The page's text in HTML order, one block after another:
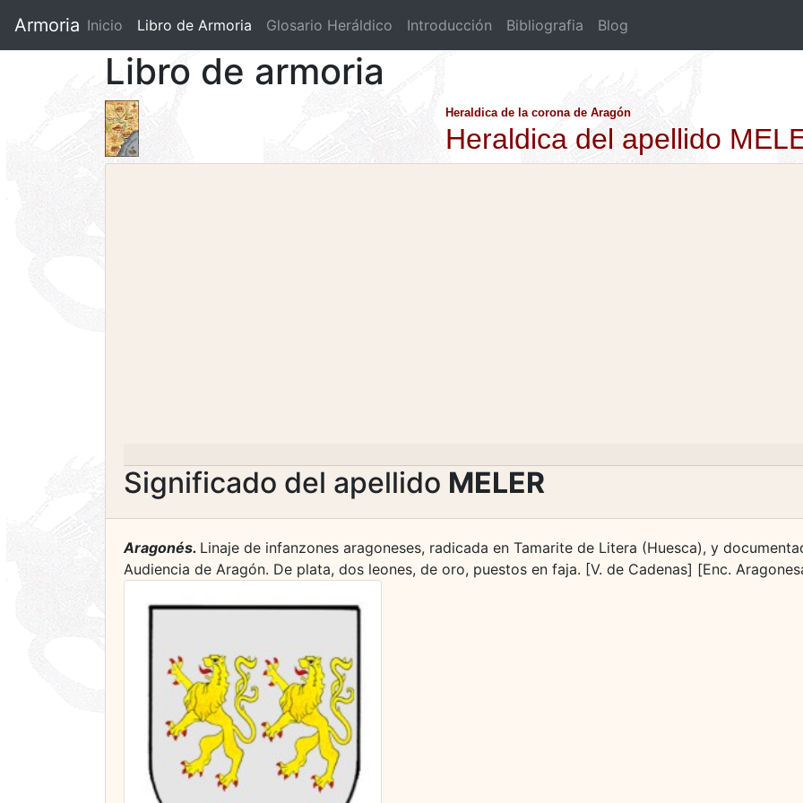
Armoria Inicio Libro de Armoria (current)
Glosario Heráldico Introducción Bibliografia Blog
Libro de armoria
Heraldica de la corona de Aragón
Heraldica del apellido
Significado del apellido MELER
Aragonés. Linaje de infanzones aragoneses, radicada en Tamarite de Litera (Huesca), y
Audiencia de Aragón. De plata, dos leones, de oro, puestos en faja. [V. de Cadenas] [Enc.